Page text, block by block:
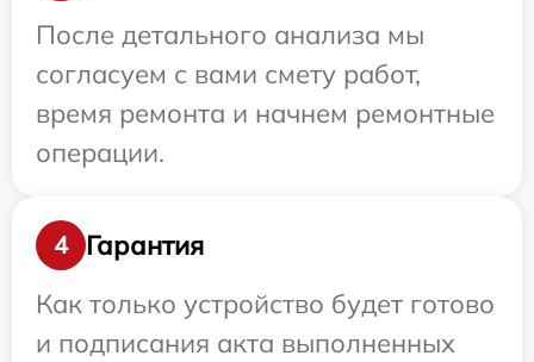
После детального анализа мы
согласуем с вами смету работ,
время ремонта и начнем ремонтные
операции.
4
Гарантия
Как только устройство будет готово
и подписания акта выполненных